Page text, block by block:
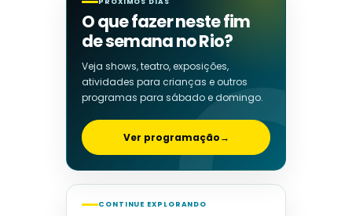
O que fazer neste fim
de semana no Rio?
Veja shows, teatro, exposições,
atividades para crianças e outros
programas para sábado e domingo.
Ver programação→
CONTINUE EXPLORANDO